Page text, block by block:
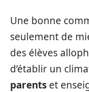
Une bonne
seulement de
des élèves
d’établir un
parents et